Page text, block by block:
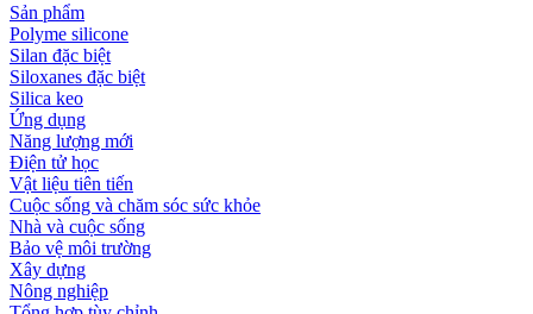
Sản phẩm
Polyme silicone
Silan đặc biệt
Siloxanes đặc biệt
Silica keo
Ứng dụng
Năng lượng mới
Điện tử học
Vật liệu tiên tiến
Cuộc sống và chăm sóc sức khỏe
Nhà và cuộc sống
Bảo vệ môi trường
Xây dựng
Nông nghiệp